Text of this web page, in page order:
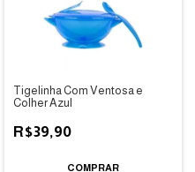
Tigelinha Com Ventosa e
Colher Azul
R$39,90